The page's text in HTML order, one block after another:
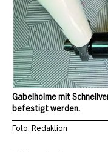
Gabelholme mit
befestigt werden.
Foto: Redaktion